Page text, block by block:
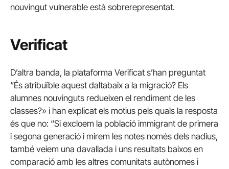
nouvingut vulnerable està sobrerepresentat.
Verificat
D’altra banda, la plataforma Verificat s’han preguntat
“És atribuïble aquest daltabaix a la migració? Els
alumnes nouvinguts redueixen el rendiment de les
classes?» i han explicat els motius pels quals la resposta
és que no: “Si excloem la població immigrant de primera
i segona generació i mirem les notes només dels nadius,
també veiem una davallada i uns resultats baixos en
comparació amb les altres comunitats autònomes i